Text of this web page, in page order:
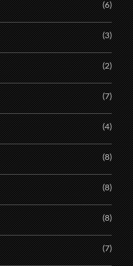
(6)
(3)
(2)
(7)
(4)
(8)
(8)
(8)
(7)